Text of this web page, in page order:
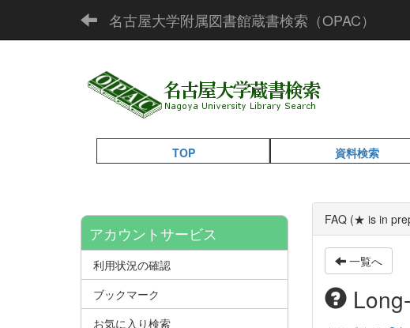
名古屋大学附属図書館蔵書検索（OPAC）
TOP 資料検索
FAQ (★ is in
一覧へ
アカウントサービス
利用状況の確認
ブックマーク
お気に入り検索